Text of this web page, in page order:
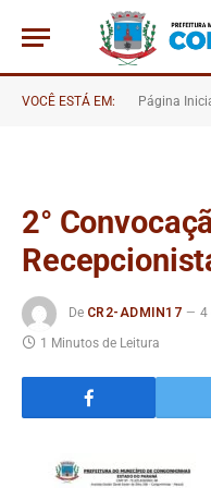
VOCÊ ESTÁ EM: Página
2°
De CR2-ADMIN17
4
1 Minutos de Leitura